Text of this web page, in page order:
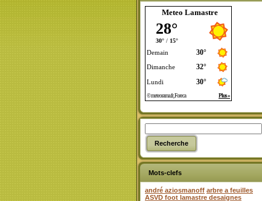
Meteo Lamastre
Mots-clefs
andré aziosmanoff arbre a feuilles
ASVD foot lamastre desaignes